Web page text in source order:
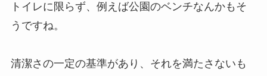
トイレに限らず、例えば公園のベンチなんかもそ
うですね。
清潔さの一定の基準があり、それを満たさないも